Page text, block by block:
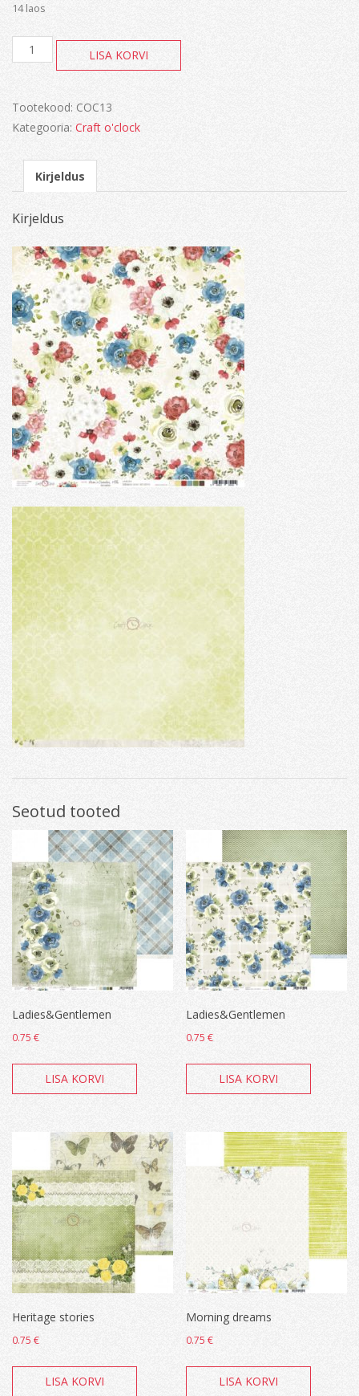
14 laos
Mom's
garden
LISA KORVI
Tootekood: COC13
Kategooria: Craft o'clock
Kirjeldus
Kirjeldus
Seotud tooted
Ladies&Gentlemen
0.75 €
LISA KORVI
Ladies&Gentlemen
0.75€
LISA KORVI
Heritage stories
0.75 €
LISA KORVI
Morning dreams
0.75€
LISA KORVI